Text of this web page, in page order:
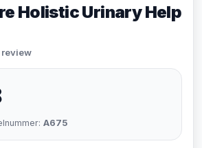
Holistic Urinary Help
A675